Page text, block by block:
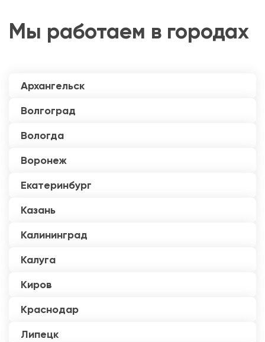
Мы работаем в городах
Архангельск
Волгоград
Вологда
Воронеж
Екатеринбург
Казань
Калининград
Калуга
Киров
Краснодар
Липецк